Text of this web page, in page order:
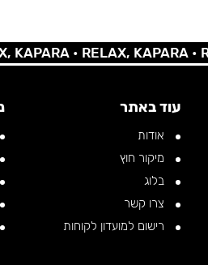
•RELAX, KAPARA •
עוד באתר
אודות
מיקור חוץ
בלוג
צרו קשר
רישום למועדון לקוחות